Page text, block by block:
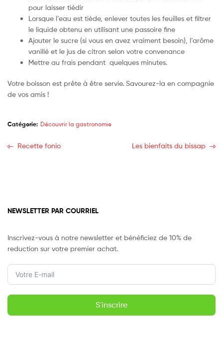
pour laisser tiédir
Lorsque l’eau est tiède, enlever toutes les feuilles et filtrer
le liquide obtenu en utilisant une passoire fine
Ajouter le sucre (si vous en avez vraiment besoin), l’arôme
vanillé et le jus de citron selon votre convenance
Mettre au frais pendant quelques minutes.
Votre boisson est prête à être servie. Savourez-la en compagnie
de vos amis !
Catégorie: Découvrir la gastronomie
Recette fonio Les bienfaits du bissap
NEWSLETTER PAR COURRIEL
Inscrivez-vous à notre newsletter et bénéficiez de 10% de
reduction sur votre premier achat.
S'inscrire